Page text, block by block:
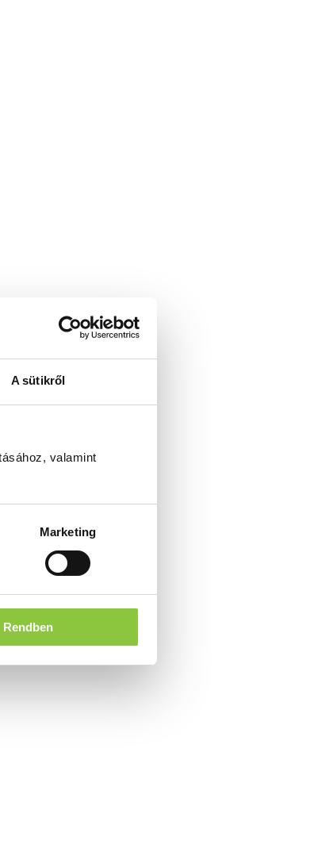
A sütikről
valamint
Marketing
Rendben